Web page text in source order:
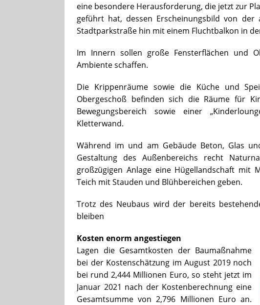
eine besondere Herausforderung, die jetzt zur
geführt hat, dessen Erscheinungsbild von der
Stadtparkstraße hin mit einem Fluchtbalkon in
Im Innern sollen große Fensterflächen und
Ambiente schaffen.
Die Krippenräume sowie die Küche und
Obergeschoß befinden sich die Räume für
Bewegungsbereich sowie einer
Kletterwand.
Während im und am Gebäude Beton, Glas
Gestaltung des Außenbereichs recht
großzügigen Anlage eine Hügellandschaft mit
Teich mit Stauden und Blühbereichen geben.
Trotz des Neubaus wird der bereits
bleiben
Kosten enorm angestiegen
Lagen die Gesamtkosten der Baumaßnahme
bei der Kostenschätzung im August 2019 noch
bei rund 2,444 Millionen Euro, so steht jetzt im
Januar 2021 nach der Kostenberechnung eine
Gesamtsumme von 2,796 Millionen Euro an.